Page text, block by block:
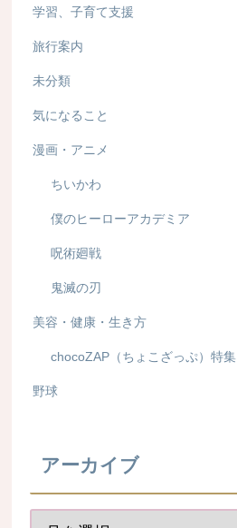
学習、子育て支援
旅行案内
未分類
気になること
漫画・アニメ
ちいかわ
僕のヒーローアカデミア
呪術廻戦
鬼滅の刃
美容・健康・生き方
chocoZAP（ちょこざっぷ）特集
野球
アーカイブ